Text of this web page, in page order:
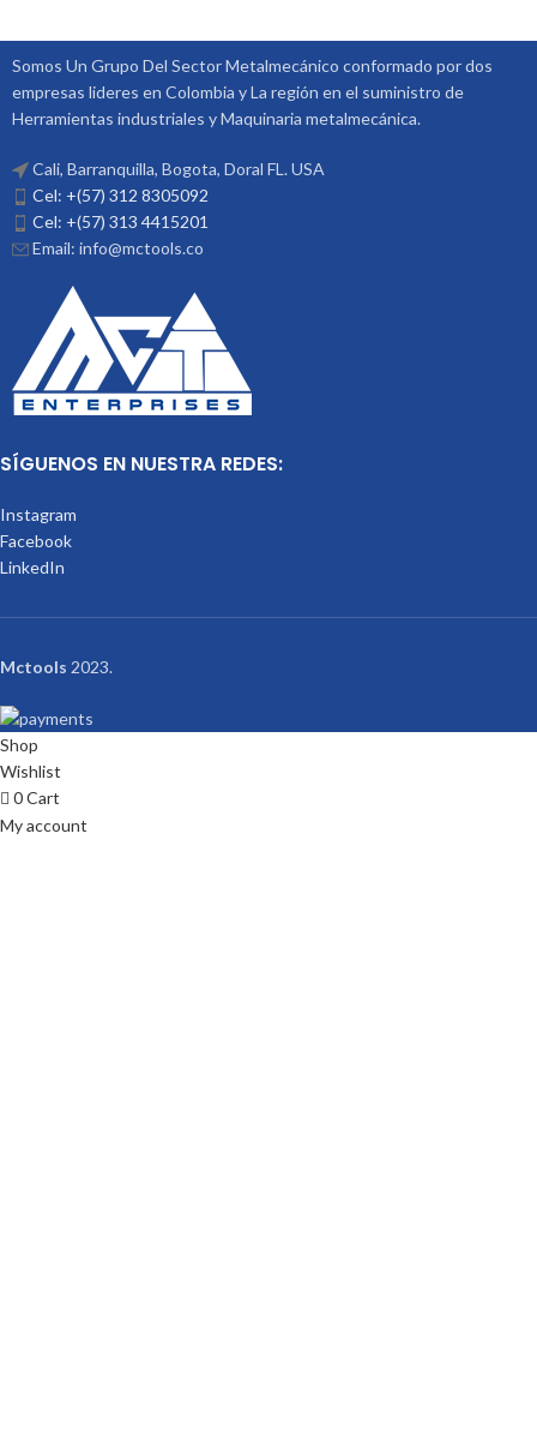
Somos Un Grupo Del Sector Metalmecánico conformado por dos
empresas lideres en Colombia y La región en el suministro de
Herramientas industriales y Maquinaria metalmecánica.
Cali, Barranquilla, Bogota, Doral FL. USA
Cel: +(57) 312 8305092
Cel: +(57) 313 4415201
Email: info@mctools.co
SÍGUENOS EN NUESTRA REDES:
Instagram
Facebook
LinkedIn
Mctools 2023.
Shop
Wishlist
0Cart
My account